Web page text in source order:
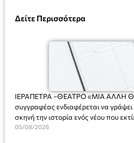
Δείτε Περισσότερα
ΙΕΡΑΠΕΤΡΑ –ΘΕΑΤΡΟ «ΜΙΑ ΑΛΛΗ
συγγραφέας ενδιαφέρεται να
σκηνή την ιστορία ενός νέου που
κάθειρξης για πατροκτονία. Ένα
05/08/2026